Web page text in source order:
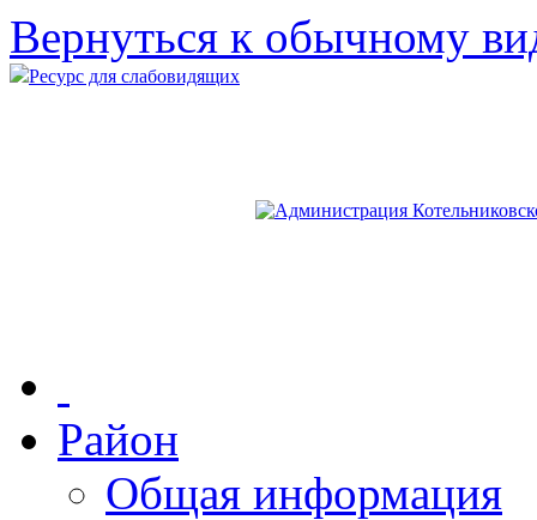
Вернуться к обычному
Ресурс для слабовидящих
Район
Общая информация